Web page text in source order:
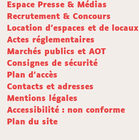
Espace Presse & Médias
Recrutement & Concours
Location d'espaces et de locaux
Actes réglementaires
Marchés publics et AOT
Consignes de sécurité
Plan d'accès
Contacts et adresses
Mentions légales
Accessibilité : non conforme
Plan du site